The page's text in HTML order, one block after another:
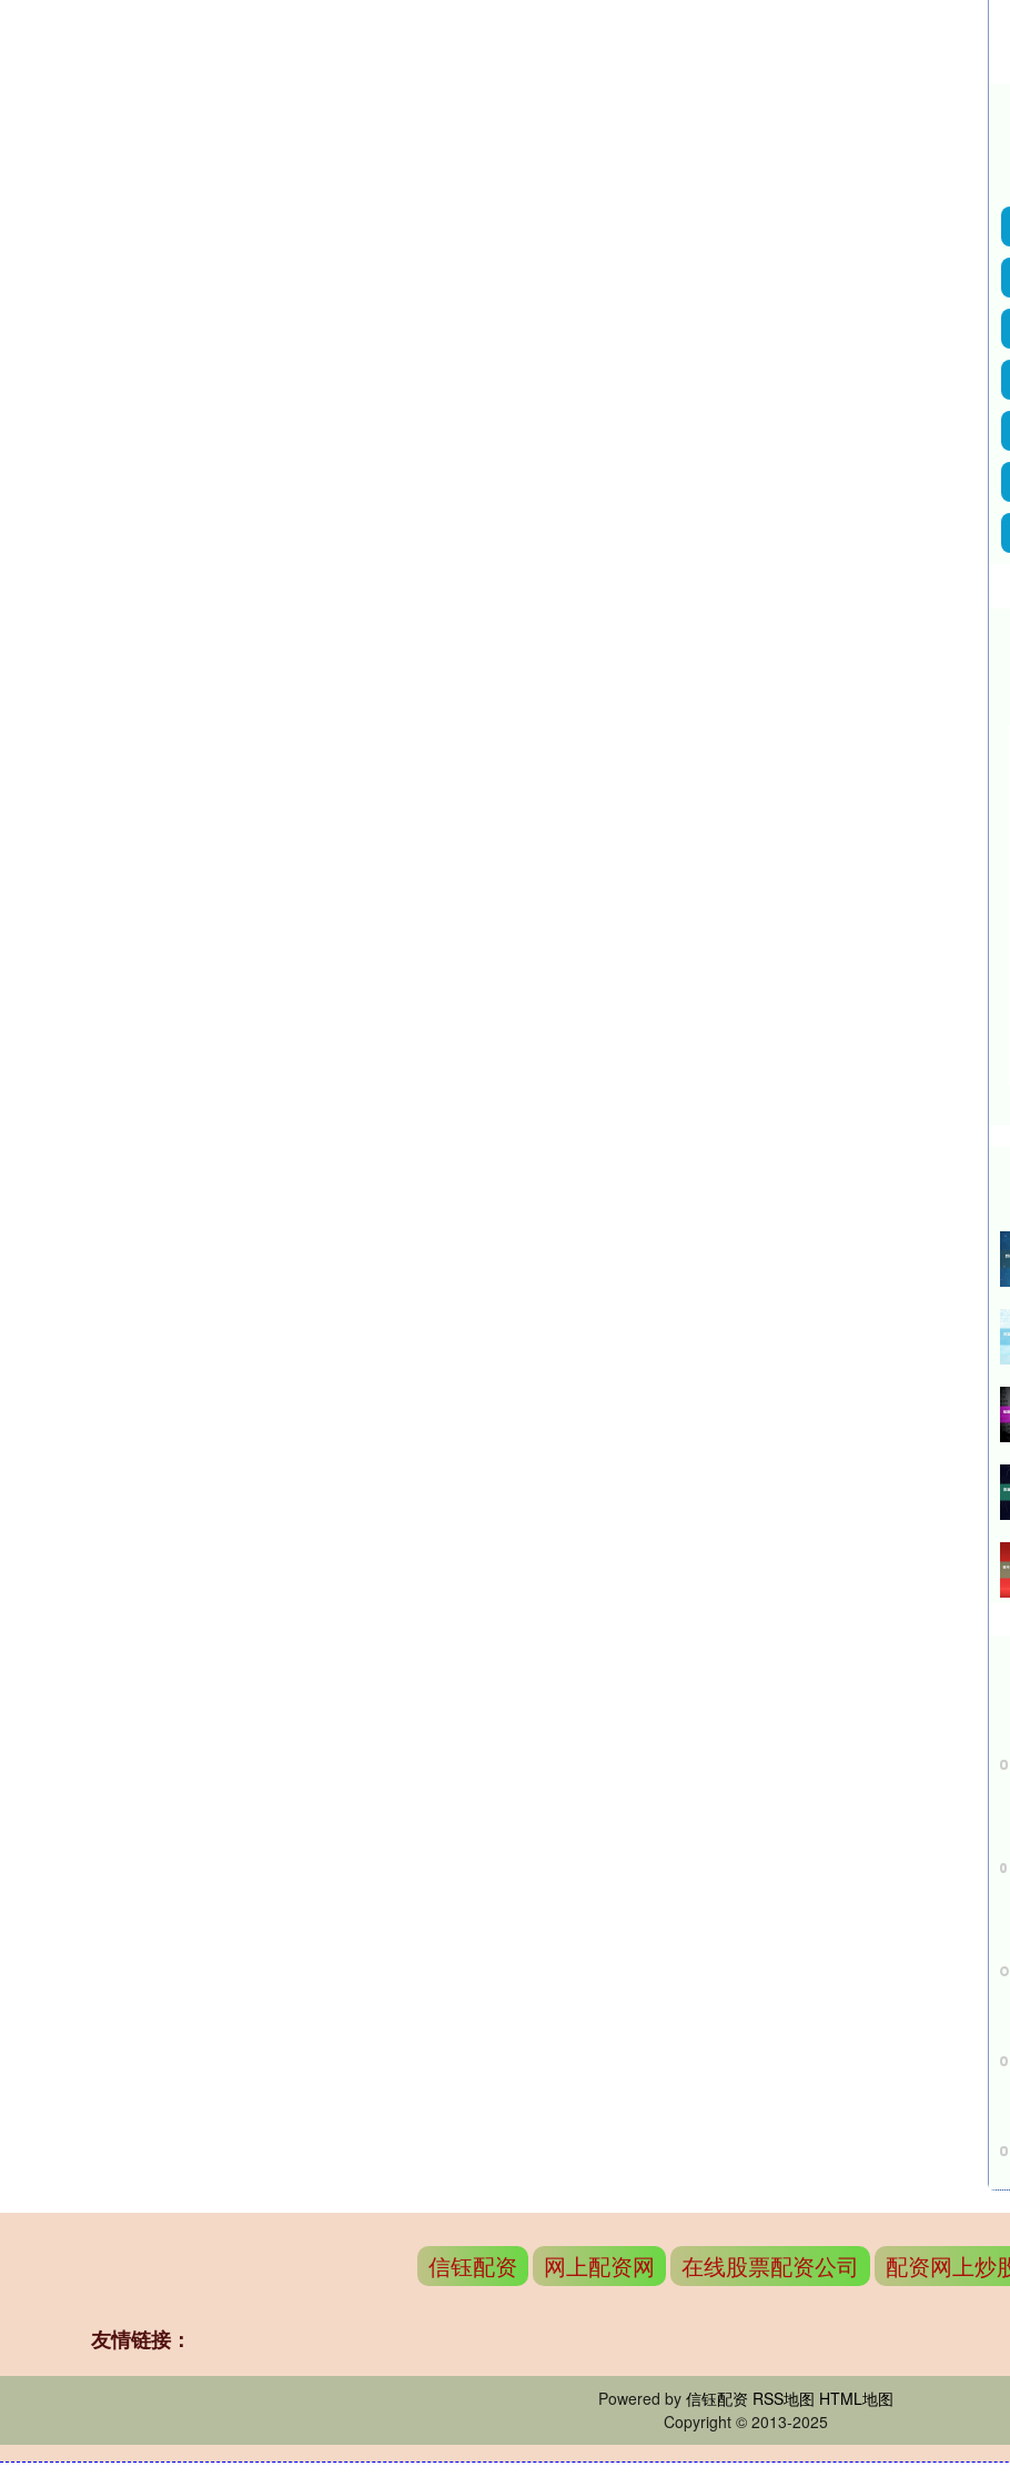
信钰配资 网上配资网 在线股票配资公司 配资网上炒
友情链接：
Powered by 信钰配资 RSS地图 HTML地图
Copyright © 2013-2025